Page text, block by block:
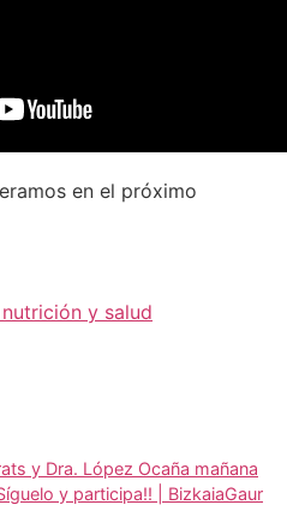
en el próximo
y salud
y Dra. López Ocaña mañana
y participa!! | BizkaiaGaur